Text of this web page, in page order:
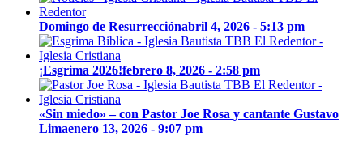
Domingo de Resurrecciónabril 4, 2026 - 5:13 pm
¡Esgrima 2026!febrero 8, 2026 - 2:58 pm
«Sin miedo» – con Pastor Joe Rosa y cantante Gustavo
Limaenero 13, 2026 - 9:07 pm